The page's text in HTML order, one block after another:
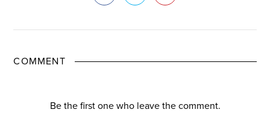
COMMENT
Be the first one who leave the comment.